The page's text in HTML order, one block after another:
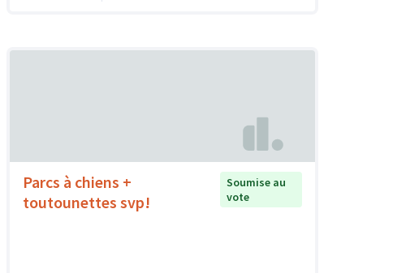
Parcs à chiens +
toutounettes svp!
Soumise au
vote